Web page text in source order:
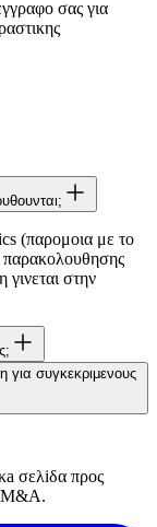
σας για
(παρομοια με το
παρακολουθησης
στην
ολες τις
δεδομενα
την καρτελα.
συγκεκριμενους
τους συνδεσμους
κοινοποιησης
σελiδα προς
M&A.